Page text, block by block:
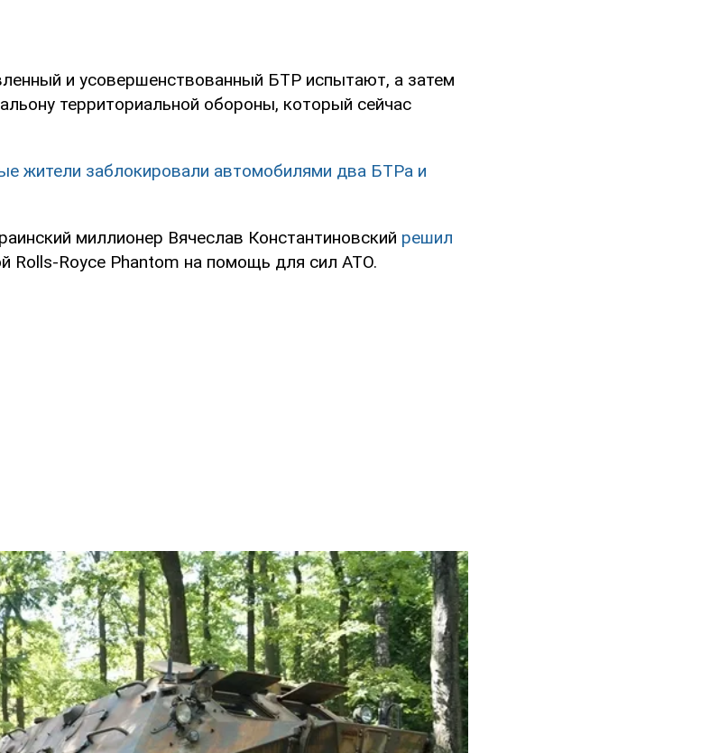
и усовершенствованный БТР испытают, а затем
территориальной обороны, который сейчас
жители заблокировали автомобилями два БТРа и
миллионер Вячеслав Константиновский решил
Rolls-Royce Phantom на помощь для сил АТО.